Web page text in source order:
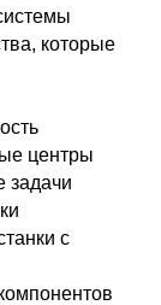
которые
центры
задачи
с